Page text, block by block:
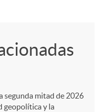
segunda mitad de 2026
geopolítica y la